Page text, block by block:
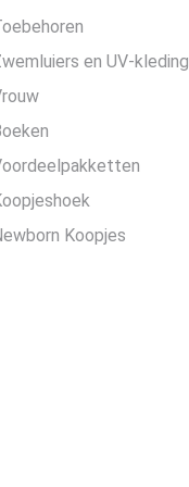
en UV-kleding
Koopjes